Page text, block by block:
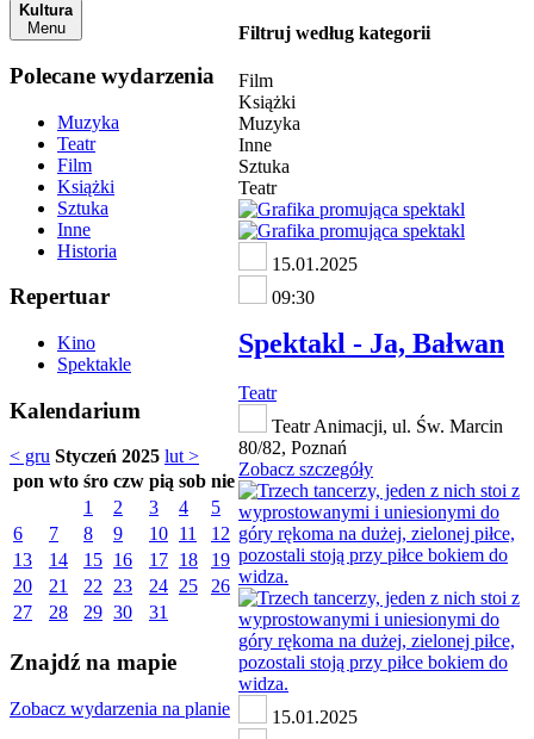
Kultura
Menu
Polecane wydarzenia
Muzyka
Teatr
Film
Książki
Sztuka
Inne
Historia
Repertuar
Kino
Spektakle
Kalendarium
< gru Styczeń 2025 lut >
pon wto śro czw pią sob nie
1
2 3 4
5
6
7 8 9 10 11
12
13
14 15 16 17 18
19
20
21 22 23 24 25
26
27
28 29 30 31
Znajdź na mapie
Zobacz wydarzenia na planie
Filtruj według kategorii
Film
Książki
Muzyka
Inne
Sztuka
Teatr
15.01.2025
09:30
Spektakl - Ja, Bałwan
Teatr
Teatr Animacji, ul. Św. Marcin
80/82, Poznań
Zobacz szczegóły
15.01.2025